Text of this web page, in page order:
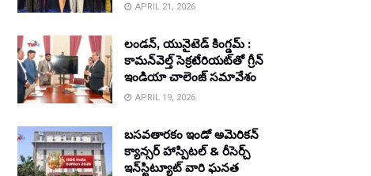
APRIL 21, 2026
లండన్, యునైటెడ్ కింగ్డమ్ :
కామన్‌వెల్త్ సెక్రటేరియట్‌తో గ్రీన్
ఇండియా చాలెంజ్ సమావేశం
APRIL 19, 2026
బసవతారకం ఇండో అమెరికన్
క్యాన్సర్ హాస్పిటల్ & రీసెర్చ్
ఇన్‌స్టిట్యూట్ వారి ఘనత